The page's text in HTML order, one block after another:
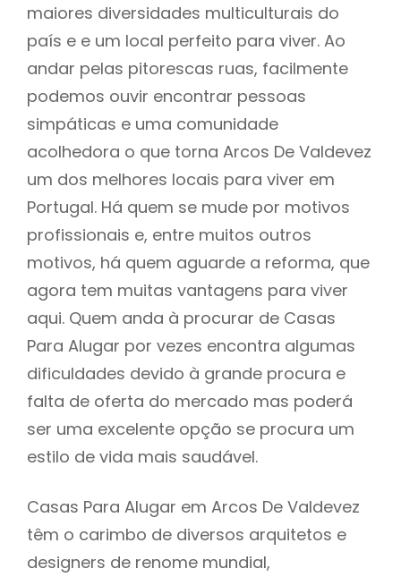
maiores diversidades multiculturais do
país e e um local perfeito para viver. Ao
andar pelas pitorescas ruas, facilmente
podemos ouvir encontrar pessoas
simpáticas e uma comunidade
acolhedora o que torna Arcos De Valdevez
um dos melhores locais para viver em
Portugal. Há quem se mude por motivos
profissionais e, entre muitos outros
motivos, há quem aguarde a reforma, que
agora tem muitas vantagens para viver
aqui. Quem anda à procurar de Casas
Para Alugar por vezes encontra algumas
dificuldades devido à grande procura e
falta de oferta do mercado mas poderá
ser uma excelente opção se procura um
estilo de vida mais saudável.
Casas Para Alugar em Arcos De Valdevez
têm o carimbo de diversos arquitetos e
designers de renome mundial,